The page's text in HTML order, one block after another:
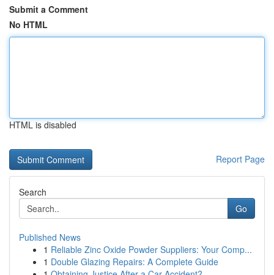
Submit a Comment
No HTML
HTML is disabled
Report Page
Search
Go
Published News
1 Reliable Zinc Oxide Powder Suppliers: Your Comp...
1 Double Glazing Repairs: A Complete Guide